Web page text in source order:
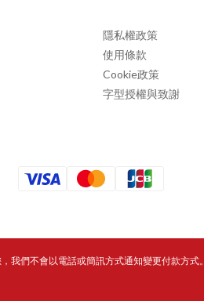
隱私權政策
使用條款
Cookie政策
字型授權與致謝
我們不會以電話或簡訊方式通知變更付款方式。